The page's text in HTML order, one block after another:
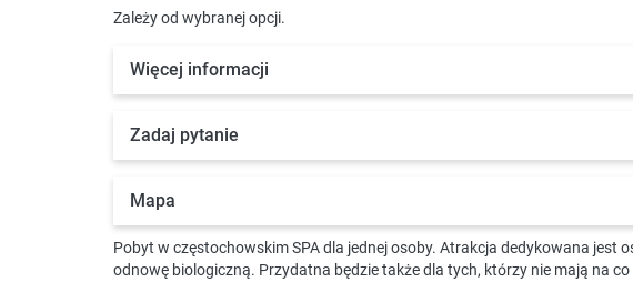
Zależy od wybranej opcji.
Więcej informacji
Zadaj pytanie
Mapa
Pobyt w częstochowskim SPA dla jednej osoby. Atrakcja dedykowana jest
odnowę biologiczną. Przydatna będzie także dla tych, którzy nie mają na